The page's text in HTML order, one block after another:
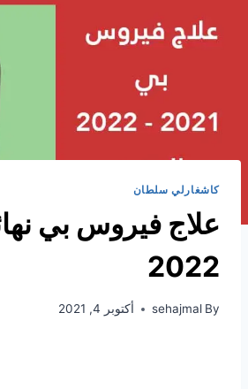
كاشغارلي سلطان
2022
By
sehajmal أكتوبر 4, 2021